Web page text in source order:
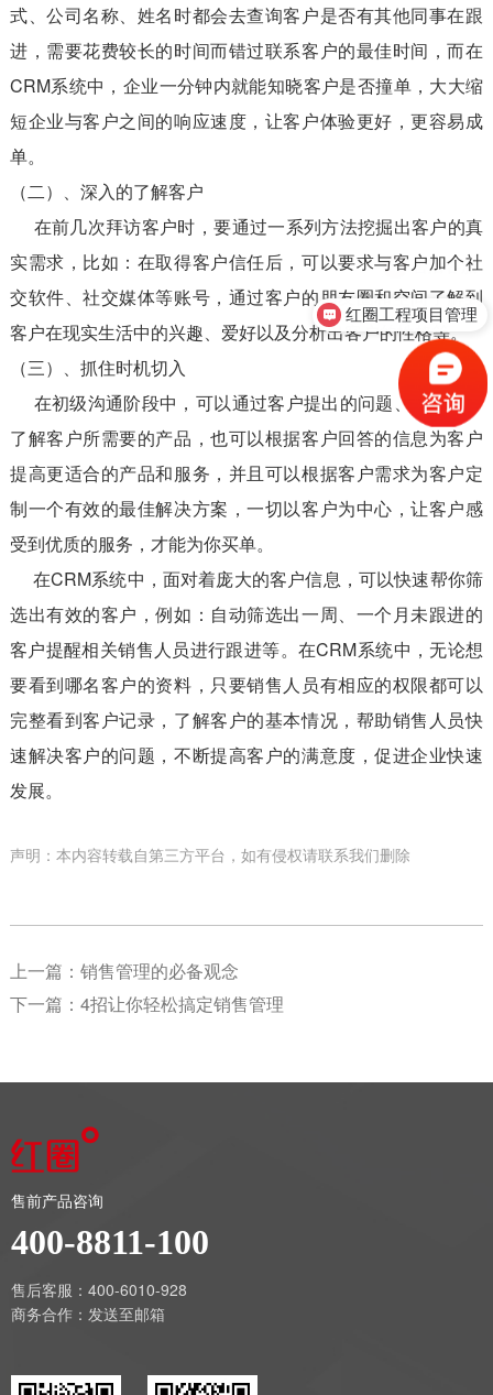
红圈工程项目管理
式、公司名称、姓名时都会去查询客户是否有其他同事在跟
进，需要花费较长的时间而错过联系客户的最佳时间，而在
CRM系统中，企业一分钟内就能知晓客户是否撞单，大大缩
短企业与客户之间的响应速度，让客户体验更好，更容易成
单。
（二）、深入的了解客户
在前几次拜访客户时，要通过一系列方法挖掘出客户的真
实需求，比如：在取得客户信任后，可以要求与客户加个社
交软件、社交媒体等账号，通过客户的朋友圈和空间了解到
客户在现实生活中的兴趣、爱好以及分析出客户的性格等。
（三）、抓住时机切入
在初级沟通阶段中，可以通过客户提出的问题、想法等，
了解客户所需要的产品，也可以根据客户回答的信息为客户
提高更适合的产品和服务，并且可以根据客户需求为客户定
制一个有效的最佳解决方案，一切以客户为中心，让客户感
受到优质的服务，才能为你买单。
在CRM系统中，面对着庞大的客户信息，可以快速帮你筛
选出有效的客户，例如：自动筛选出一周、一个月未跟进的
客户提醒相关销售人员进行跟进等。在CRM系统中，无论想
要看到哪名客户的资料，只要销售人员有相应的权限都可以
完整看到客户记录，了解客户的基本情况，帮助销售人员快
速解决客户的问题，不断提高客户的满意度，促进企业快速
发展。
声明：本内容转载自第三方平台，如有侵权请联系我们删除
上一篇： 销售管理的必备观念
下一篇： 4招让你轻松搞定销售管理
售前产品咨询
400-8811-100
售后客服：400-6010-928
商务合作： 发送至邮箱